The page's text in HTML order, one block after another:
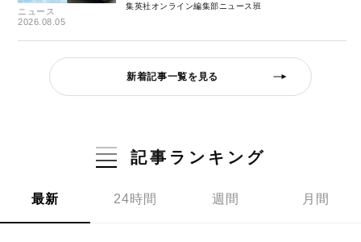
ニュース
2026.08.05
集英社オンライン編集部ニュース班
新着記事一覧を見る
記事ランキング
最新 24時間 週間 月間